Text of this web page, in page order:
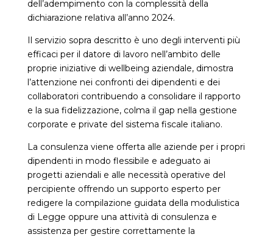
dell’adempimento con la complessità della
dichiarazione relativa all’anno 2024.
Il servizio sopra descritto è uno degli interventi più
efficaci per il datore di lavoro nell’ambito delle
proprie iniziative di wellbeing aziendale, dimostra
l’attenzione nei confronti dei dipendenti e dei
collaboratori contribuendo a consolidare il rapporto
e la sua fidelizzazione, colma il gap nella gestione
corporate e private del sistema fiscale italiano.
La consulenza viene offerta alle aziende per i propri
dipendenti in modo flessibile e adeguato ai
progetti aziendali e alle necessità operative del
percipiente offrendo un supporto esperto per
redigere la compilazione guidata della modulistica
di Legge oppure una attività di consulenza e
assistenza per gestire correttamente la